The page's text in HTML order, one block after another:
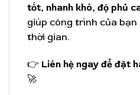
tốt, nhanh khô, độ phủ
giúp công trình của bạn
thời gian.
👉 Liên hệ ngay để đặt
🚀